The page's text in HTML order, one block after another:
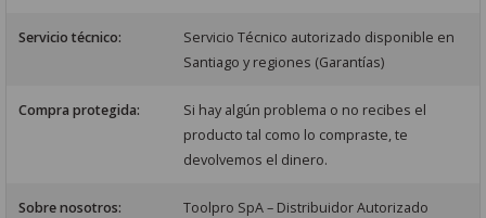
Servicio técnico:
Servicio Técnico autorizado disponible en
Santiago y regiones (Garantías)
Compra protegida:
Si hay algún problema o no recibes el
producto tal como lo compraste, te
devolvemos el dinero.
Sobre nosotros:
Toolpro SpA – Distribuidor Autorizado